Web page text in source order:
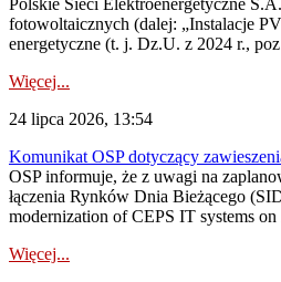
Polskie Sieci Elektroenergetyczne
fotowoltaicznych (dalej: „Instalacje
energetyczne (t. j. Dz.U. z 2024 r.,
Więcej...
24 lipca 2026, 13:54
Komunikat OSP dotyczący
OSP informuje, że z uwagi na
łączenia Rynków Dnia Bieżącego
modernization of CEPS IT systems
Więcej...